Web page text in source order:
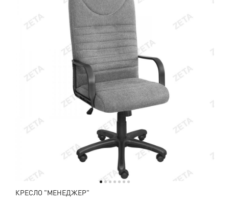
КРЕСЛО "МЕНЕДЖЕР"